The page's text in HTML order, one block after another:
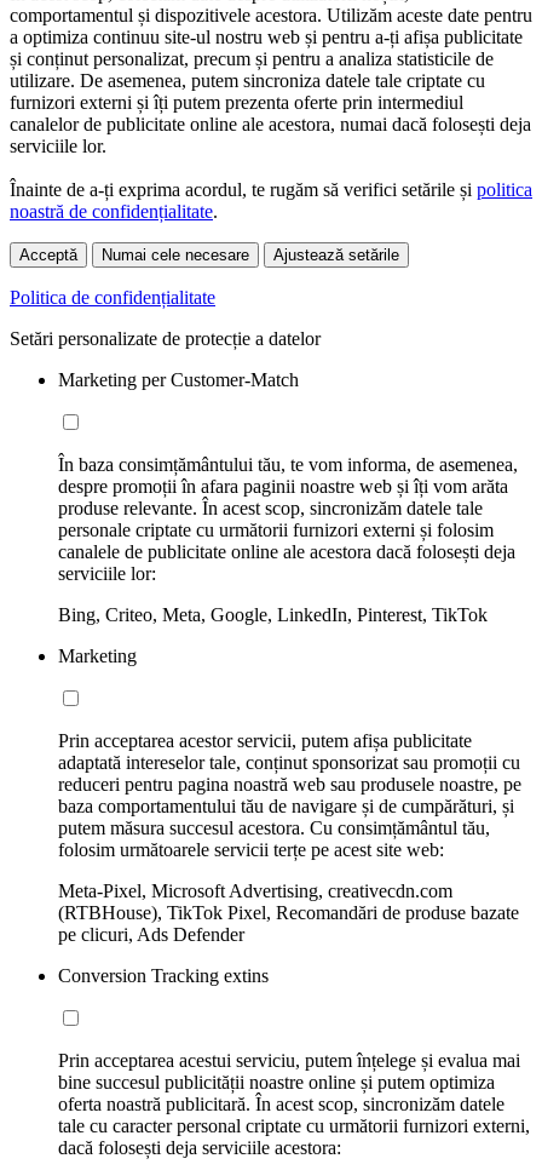
comportamentul și dispozitivele acestora. Utilizăm aceste date pentru
a optimiza continuu site-ul nostru web și pentru a-ți afișa publicitate
și conținut personalizat, precum și pentru a analiza statisticile de
utilizare. De asemenea, putem sincroniza datele tale criptate cu
furnizori externi și îți putem prezenta oferte prin intermediul
canalelor de publicitate online ale acestora, numai dacă folosești deja
serviciile lor.
Înainte de a-ți exprima acordul, te rugăm să verifici setările și politica
noastră de confidențialitate.
Acceptă Numai cele necesare Ajustează setările
Politica de confidențialitate
Setări personalizate de protecție a datelor
Marketing per Customer-Match
În baza consimțământului tău, te vom informa, de asemenea,
despre promoții în afara paginii noastre web și îți vom arăta
produse relevante. În acest scop, sincronizăm datele tale
personale criptate cu următorii furnizori externi și folosim
canalele de publicitate online ale acestora dacă folosești deja
serviciile lor:
Bing, Criteo, Meta, Google, LinkedIn, Pinterest, TikTok
Marketing
Prin acceptarea acestor servicii, putem afișa publicitate
adaptată intereselor tale, conținut sponsorizat sau promoții cu
reduceri pentru pagina noastră web sau produsele noastre, pe
baza comportamentului tău de navigare și de cumpărături, și
putem măsura succesul acestora. Cu consimțământul tău,
folosim următoarele servicii terțe pe acest site web:
Meta-Pixel, Microsoft Advertising, creativecdn.com
(RTBHouse), TikTok Pixel, Recomandări de produse bazate
pe clicuri, Ads Defender
Conversion Tracking extins
Prin acceptarea acestui serviciu, putem înțelege și evalua mai
bine succesul publicității noastre online și putem optimiza
oferta noastră publicitară. În acest scop, sincronizăm datele
tale cu caracter personal criptate cu următorii furnizori externi,
dacă folosești deja serviciile acestora: